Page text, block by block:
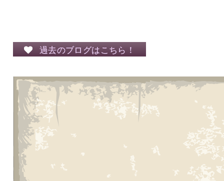
過去のブログはこちら！